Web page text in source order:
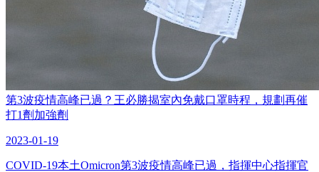
第3波疫情高峰已過？王必勝揭室內免戴口罩時程，規劃再催
打1劑加強劑
2023-01-19
COVID-19本土Omicron第3波疫情高峰已過，指揮中心指揮官